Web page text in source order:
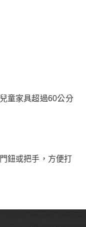
童家具超過60公分
鈕或把手，方便打